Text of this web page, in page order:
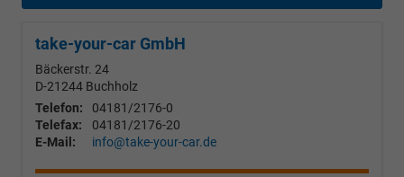
take-your-car GmbH
Bäckerstr. 24
D-21244 Buchholz
Telefon:
04181/2176-0
Telefax:
04181/2176-20
E-Mail:
info@take-your-car.de